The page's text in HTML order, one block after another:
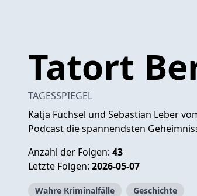
Tatort
TAGESSPIEGEL
Katja Füchsel und Sebastian Leber
Podcast die spannendsten
Anzahl der Folgen: 43
Letzte Folgen: 2026-05-07
Wahre Kriminalfälle Geschichte